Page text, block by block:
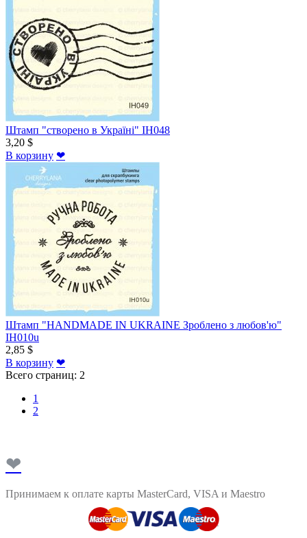
Штамп "створено в Україні" IH048
3,20 $
В корзину ❤
Штамп "HANDMADE IN UKRAINE Зроблено з любов'ю"
IH010u
2,85 $
В корзину ❤
Всего страниц: 2
1
2
❤
Принимаем к оплате карты MasterCard, VISA и Maestro